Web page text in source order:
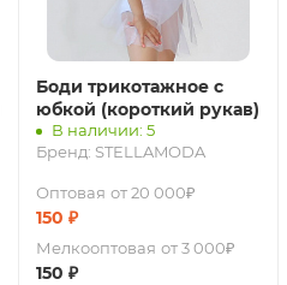
Боди трикотажное с
юбкой (короткий рукав)
В наличии: 5
Бренд: STELLAMODA
Оптовая от 20 000₽
150 ₽
Мелкооптовая от 3 000₽
150 ₽